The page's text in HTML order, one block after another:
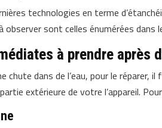
technologies en terme
observer sont celles énumérées dans
à prendre après
chute dans de l’eau, pour le réparer,
extérieure de votre l’appareil.